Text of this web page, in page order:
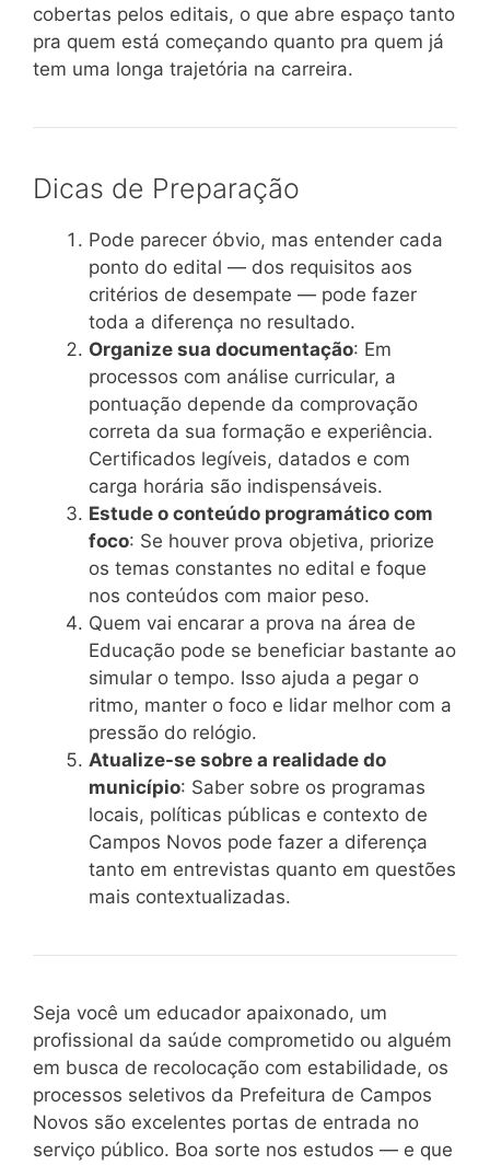
cobertas pelos editais, o que abre espaço tanto
pra quem está começando quanto pra quem já
tem uma longa trajetória na carreira.
Dicas de Preparação
Pode parecer óbvio, mas entender cada
ponto do edital — dos requisitos aos
critérios de desempate — pode fazer
toda a diferença no resultado.
Organize sua documentação: Em
processos com análise curricular, a
pontuação depende da comprovação
correta da sua formação e experiência.
Certificados legíveis, datados e com
carga horária são indispensáveis.
Estude o conteúdo programático com
foco: Se houver prova objetiva, priorize
os temas constantes no edital e foque
nos conteúdos com maior peso.
Quem vai encarar a prova na área de
Educação pode se beneficiar bastante ao
simular o tempo. Isso ajuda a pegar o
ritmo, manter o foco e lidar melhor com a
pressão do relógio.
Atualize-se sobre a realidade do
município: Saber sobre os programas
locais, políticas públicas e contexto de
Campos Novos pode fazer a diferença
tanto em entrevistas quanto em questões
mais contextualizadas.
Seja você um educador apaixonado, um
profissional da saúde comprometido ou alguém
em busca de recolocação com estabilidade, os
processos seletivos da Prefeitura de Campos
Novos são excelentes portas de entrada no
serviço público. Boa sorte nos estudos — e que